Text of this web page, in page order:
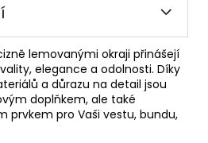
lemovanými okraji přinášejí
elegance a odolnosti. Díky
a důrazu na detail jsou
doplňkem, ale také
prvkem pro Vaši vestu, bundu,